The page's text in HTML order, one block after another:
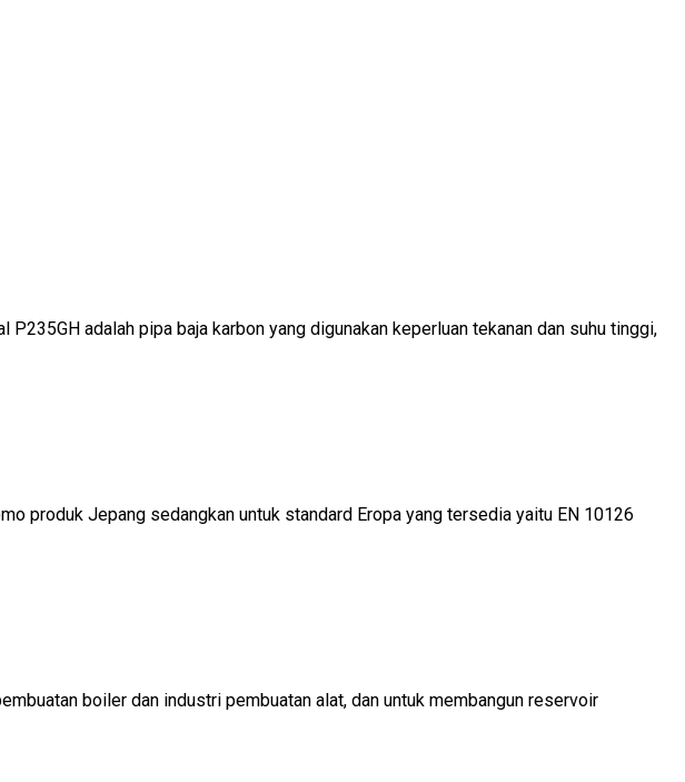
adalah pipa baja karbon yang digunakan keperluan tekanan dan suhu tinggi,
produk Jepang sedangkan untuk standard Eropa yang tersedia yaitu EN 10126
boiler dan industri pembuatan alat, dan untuk membangun reservoir